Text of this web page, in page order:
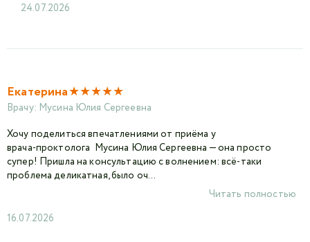
24.07.2026
Екатерина★★★★★
Врачу: Мусина Юлия Сергеевна
Хочу поделиться впечатлениями от приёма у
врача‑проктолога Мусина Юлия Сергеевна — она просто
супер! Пришла на консультацию с волнением: всё‑таки
проблема деликатная, было оч...
16.07.2026
Читать полностью